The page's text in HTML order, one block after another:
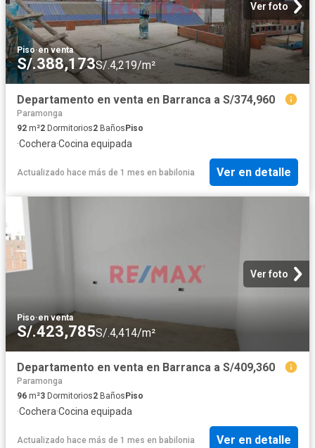
Ver foto
Piso·en venta
S/.388,173S/.4,219/m²
Departamento en venta en Barranca a S/374,960
Paramonga
92 m²2 Dormitorios2 Baños Piso
·Cochera·Cocina equipada
Actualizado hace más de 1 mes en babilonia Ver en detalle
Ver foto
Piso·en venta
S/.423,785S/.4,414/m²
Departamento en venta en Barranca a S/409,360
Paramonga
96 m²3 Dormitorios2 BañosPiso
·Cochera·Cocina equipada
Actualizado hace más de 1 mes en babilonia Ver en detalle